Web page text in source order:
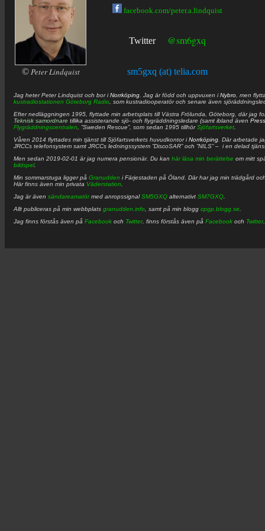
© Peter Lindquist
facebook.com/peter.a.lindquist
Twitter @sm6gxq
sm5gxq (at) telia.com
Jag heterPeter Lindquist och bor iNorrköping . Jag är född och uppvuxen iNybro , men
kustradiostationen Göteborg Radio , som kustradiooperatör och senare även
Efter nedläggningen 1995, flyttade min arbetsplats till Västra Frölunda, Göteborg, där jag
Teknisk samordnare tillika assisterande sjö- och flygräddningsledare (samt ibland även
Flygräddningscentralen , ”Sweden Rescue”, som sedan 1995 tillhörSjöfartsverket
Våren 2014 flyttades min tjänst till Sjöfartsverkets huvudkontor iNorrköping . Där arbetade
JRCCs telefonsystem samt JRCCs ledningssystem ”DiscoSAR” och ”NILS” – i en delad
Men sedan 2019-02-01 är jag numera pensionär. Du kan här läsa min berättelse om mitt
bildspel.
Min sommarstuga ligger på Granudden i Färjestaden på Öland. Där har jag min trädgård
Här finns även min privata Väderstation
Jag är även sändareamatörmed anropssignalSM5GXQ alternativt SM7GXQ
Allt publiceras på min webbplats granudden.info , samt på min blogg cpgp.blogg.se
Jag finns förstås även på Facebook och Twitter. finns förstås även på Facebook och Twitter.